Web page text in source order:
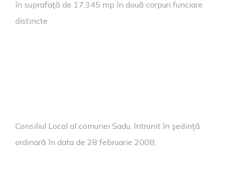
în suprafaţă de 17.345 mp în două corpuri funciare
distincte
Consiliul Local al comunei Sadu, întrunit în şedinţă
ordinară în data de 28 februarie 2008;